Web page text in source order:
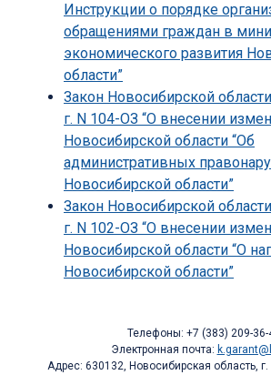
Инструкции о порядке
обращениями граждан в
экономического развития
области”
Закон Новосибирской
г. N 104-ОЗ “О внесении
Новосибирской области “Об
административных
Новосибирской области”
Закон Новосибирской
г. N 102-ОЗ “О внесении
Новосибирской области “О
Новосибирской области”
Телефоны: +7 (383) 209-36-
Электронная почта:
Адрес: 630132, Новосибирская область,